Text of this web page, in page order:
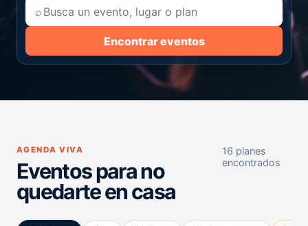
⌕
Encontrar eventos
AGENDA VIVA
Eventos para no
quedarte en casa
16 planes
encontrados